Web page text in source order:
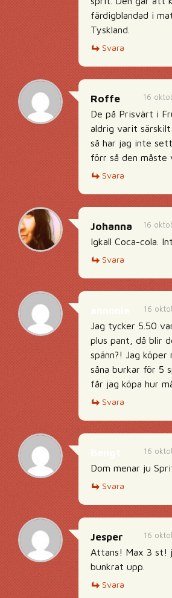
färdigblandad i
Tyskland.
Svara
16
Roffe
De på Prisvärt i
aldrig varit
så har jag inte
förr så den måste
Svara
16
Johanna
Igkall Coca-cola.
Svara
16
Jag tycker 5.50
plus pant, då blir
spänn?! Jag köper
såna burkar för 5
får jag köpa hur
Svara
16
Dom menar ju
Svara
16
Jesper
Attans! Max 3 st!
bunkrat upp.
Svara